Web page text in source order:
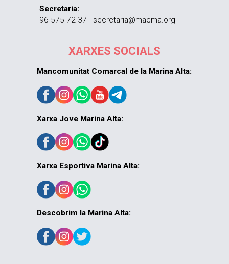
Secretaria:
96 575 72 37 - secretaria@macma.org
XARXES SOCIALS
Mancomunitat Comarcal de la Marina Alta:
Xarxa Jove Marina Alta:
Xarxa Esportiva Marina Alta:
Descobrim la Marina Alta: